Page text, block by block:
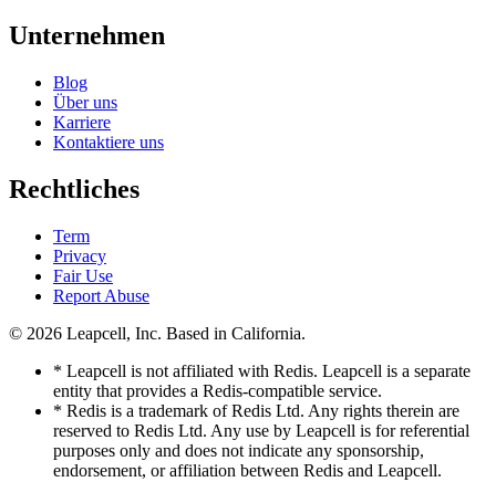
Unternehmen
Blog
Über uns
Karriere
Kontaktiere uns
Rechtliches
Term
Privacy
Fair Use
Report Abuse
© 2026 Leapcell, Inc. Based in California.
* Leapcell is not affiliated with Redis. Leapcell is a separate
entity that provides a Redis-compatible service.
* Redis is a trademark of Redis Ltd. Any rights therein are
reserved to Redis Ltd. Any use by Leapcell is for referential
purposes only and does not indicate any sponsorship,
endorsement, or affiliation between Redis and Leapcell.